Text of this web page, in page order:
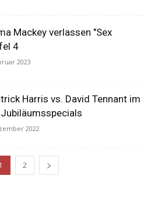
Mackey verlassen "Sex
4
2023
Harris vs. David Tennant im
2022
1 2